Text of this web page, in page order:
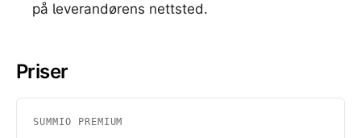
på leverandørens nettsted.
Priser
SUMMIO PREMIUM